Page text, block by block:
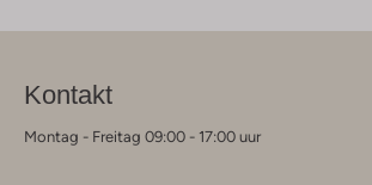
Kontakt
Montag - Freitag 09:00 - 17:00 uur